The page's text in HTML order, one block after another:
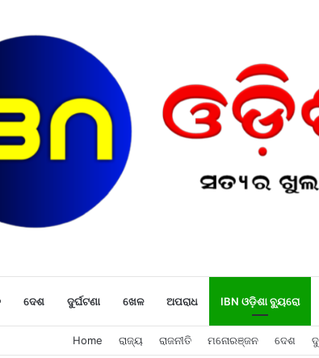
ଦେଶ ଦୁର୍ଘଟଣା ଖେଳ ଅପରାଧ IBN ଓଡ଼ିଶା ବ୍ୟୁରୋ
Home ରାଜ୍ୟ ରାଜନୀତି ମନୋରଞ୍ଜନ ଦେଶ